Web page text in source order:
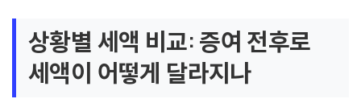
상황별 세액 비교: 증여 전후로
세액이 어떻게 달라지나